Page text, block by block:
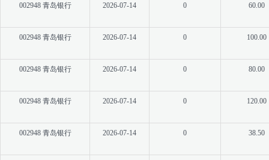
002948 青岛银行 2026-07-14 0 60.00
002948 青岛银行 2026-07-14 0 100.00
002948 青岛银行 2026-07-14 0 80.00
002948 青岛银行 2026-07-14 0 120.00
002948 青岛银行 2026-07-14 0 38.50